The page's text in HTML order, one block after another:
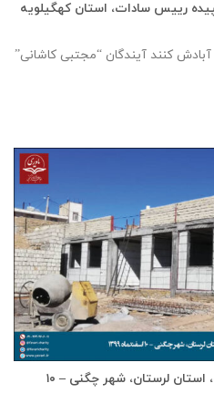
۳ کلاسه سپيده رييس سادات، استان كهگيلويه
کنند آیندگان “مجتبی کاشانی”
گزارش روند ساخت مدرسه ٦ كلاسه، استان لرستان، شهر چگنی – ۱۰